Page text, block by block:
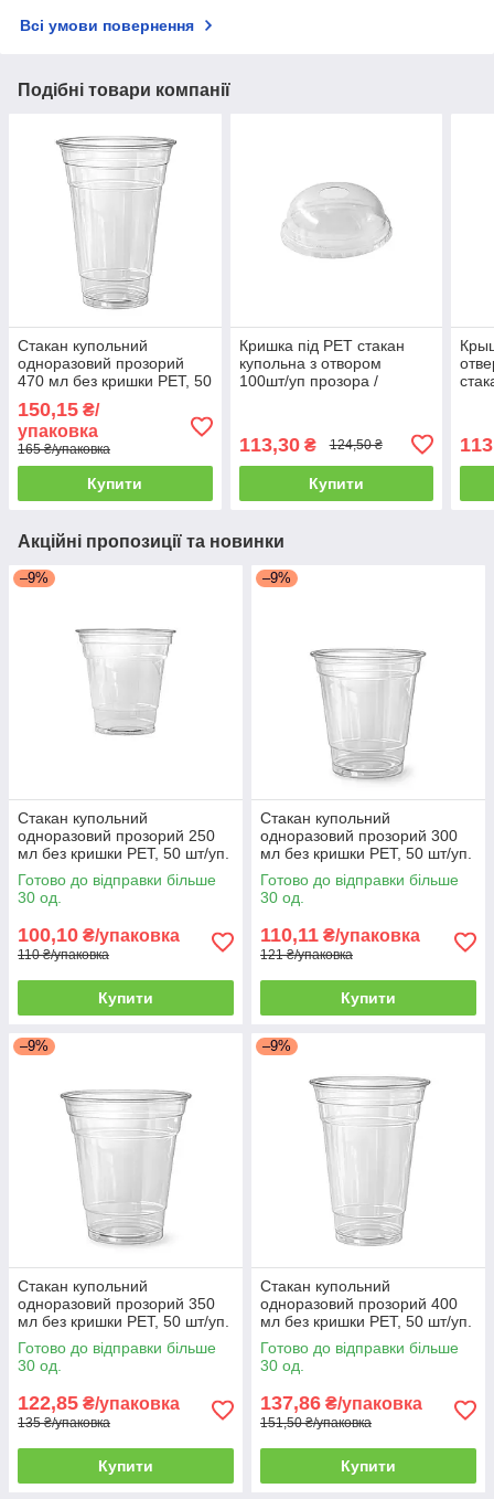
Всі умови повернення
Подібні товари компанії
Стакан купольний
одноразовий прозорий
470 мл без кришки PET, 50
150,15 ₴/
упаковка
165 ₴/упаковка
Купити
Кришка під PET стакан
купольна з отвором
100шт/уп прозора /
113,30₴ 124,50 ₴
Купити
Акційні пропозиції та новинки
–9%
Стакан купольний
одноразовий прозорий 250
мл без кришки PET, 50 шт/уп.
(20 уп./ящик)
Готово до відправки більше
30 од.
100,10 ₴/упаковка
110 ₴/упаковка
Купити
–9%
Стакан купольний
одноразовий прозорий 300
мл без кришки PET, 50 шт/уп.
(20 уп./ящик)
Готово до відправки більше
30 од.
110,11 ₴/упаковка
121 ₴/упаковка
Купити
–9%
Стакан купольний
одноразовий прозорий 350
мл без кришки PET, 50 шт/уп.
(20 уп./ящик)
Готово до відправки більше
30 од.
122,85 ₴/упаковка
135 ₴/упаковка
Купити
–9%
Стакан купольний
одноразовий прозорий 400
мл без кришки PET, 50 шт/уп.
(20 уп./ящик)
Готово до відправки більше
30 од.
137,86 ₴/упаковка
151,50 ₴/упаковка
Купити